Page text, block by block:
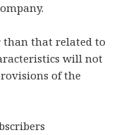
that related to
will not
of the